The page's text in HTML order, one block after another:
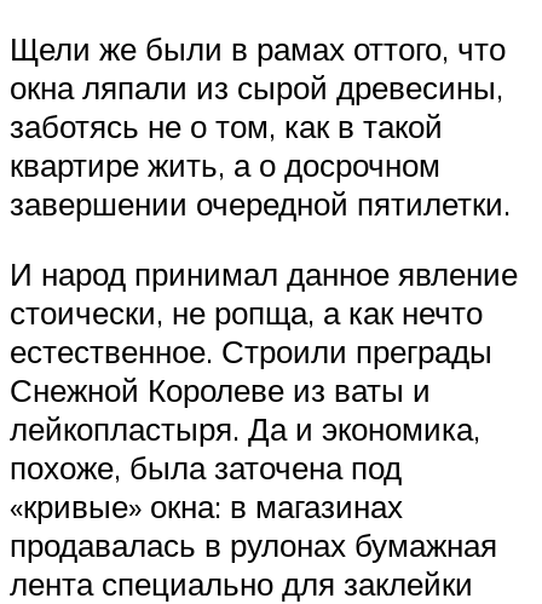
Щели же были в рамах оттого, что
окна ляпали из сырой древесины,
заботясь не о том, как в такой
квартире жить, а о досрочном
завершении очередной пятилетки.
И народ принимал данное явление
стоически, не ропща, а как нечто
естественное. Строили преграды
Снежной Королеве из ваты и
лейкопластыря. Да и экономика,
похоже, была заточена под
«кривые» окна: в магазинах
продавалась в рулонах бумажная
лента специально для заклейки